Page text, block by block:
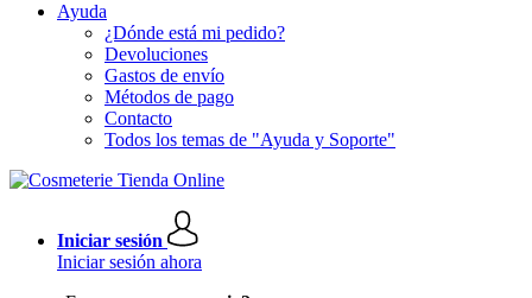
Ayuda
¿Dónde está mi pedido?
Devoluciones
Gastos de envío
Métodos de pago
Contacto
Todos los temas de "Ayuda y Soporte"
Iniciar sesión
Iniciar sesión ahora